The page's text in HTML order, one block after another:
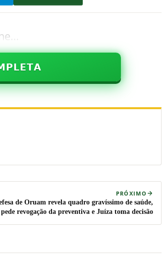
PRÓXIMO
de Oruam revela quadro gravíssimo de saúde,
pede revogação da preventiva e Juíza toma decisão